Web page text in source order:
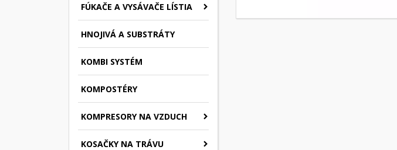
FÚKAČE A VYSÁVAČE LÍSTIA
HNOJIVÁ A SUBSTRÁTY
KOMBI SYSTÉM
KOMPOSTÉRY
KOMPRESORY NA VZDUCH
KOSAČKY NA TRÁVU